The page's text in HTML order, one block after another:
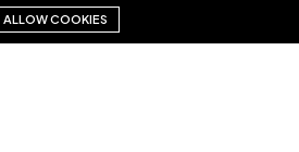
ALLOW COOKIES